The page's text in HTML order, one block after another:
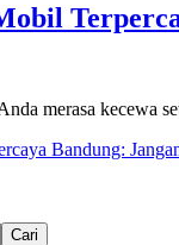
merasa kecewa
Bandung:
Cari